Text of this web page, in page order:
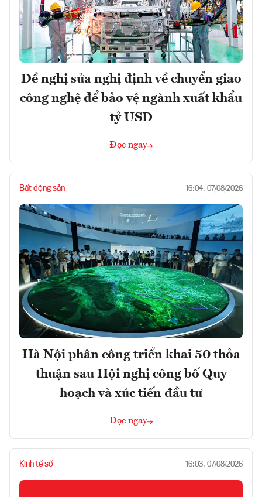
Đề nghị sửa nghị định về chuyển giao
công nghệ để bảo vệ ngành xuất khẩu
tỷ USD
Đọc ngay
Bất động sản 16:04, 07/08/2026
Hà Nội phân công triển khai 50 thỏa
thuận sau Hội nghị công bố Quy
hoạch và xúc tiến đầu tư
Đọc ngay
Kinh tế số 16:03, 07/08/2026